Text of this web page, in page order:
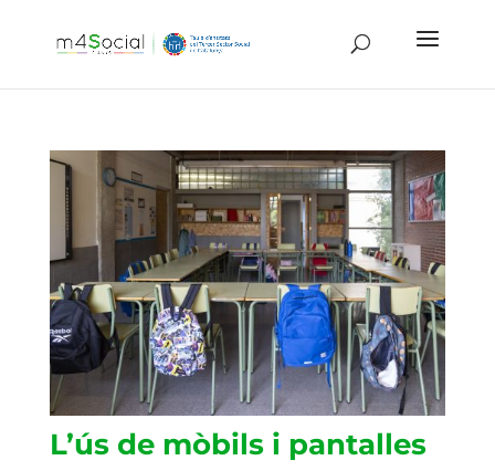
L’ús de mòbils i pantalles